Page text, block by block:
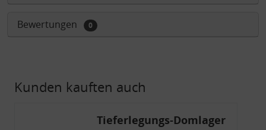
Bewertungen 0
Kunden kauften auch
Tieferlegungs-Domlager